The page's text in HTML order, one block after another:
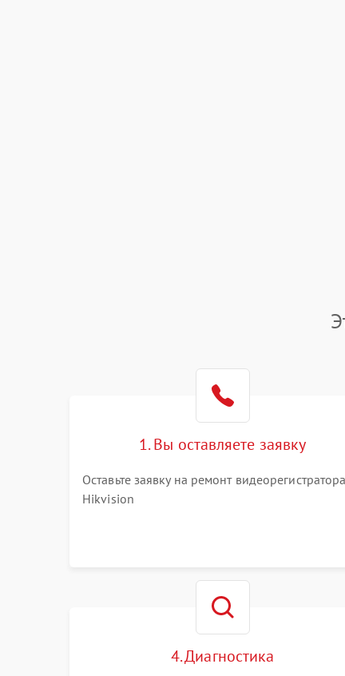
1. Вы оставляете заявку
Оставьте заявку на ремонт видеорегистратора
Hikvision
4. Диагностика